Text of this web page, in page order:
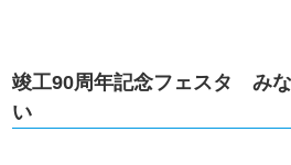
竣工90周年記念フェスタ み
い